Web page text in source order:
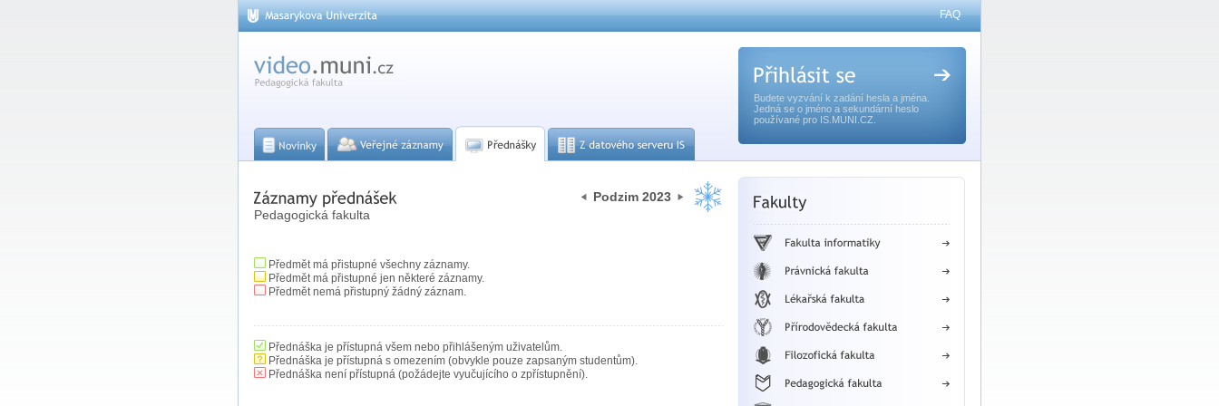
FAQ
Budete vyzvání k zadání hesla a jména.
Jedná se o jméno a sekundární heslo
používané pro IS.MUNI.CZ.
Pedagogická fakulta
Podzim 2023
Předmět má přistupné všechny záznamy.
Předmět má přistupné jen některé záznamy.
Předmět nemá přistupný žádný záznam.
Přednáška je přístupná všem nebo přihlášeným uživatelům.
Přednáška je přístupná s omezením (obvykle pouze zapsaným studentům).
Přednáška není přístupná (požádejte vyučujícího o zpřístupnění).